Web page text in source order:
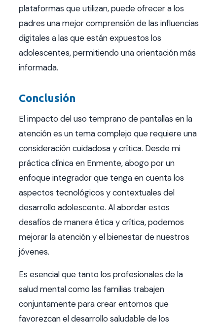
plataformas que utilizan, puede ofrecer a los
padres una mejor comprensión de las influencias
digitales a las que están expuestos los
adolescentes, permitiendo una orientación más
informada.
Conclusión
El impacto del uso temprano de pantallas en la
atención es un tema complejo que requiere una
consideración cuidadosa y crítica. Desde mi
práctica clínica en Enmente, abogo por un
enfoque integrador que tenga en cuenta los
aspectos tecnológicos y contextuales del
desarrollo adolescente. Al abordar estos
desafíos de manera ética y crítica, podemos
mejorar la atención y el bienestar de nuestros
jóvenes.
Es esencial que tanto los profesionales de la
salud mental como las familias trabajen
conjuntamente para crear entornos que
favorezcan el desarrollo saludable de los